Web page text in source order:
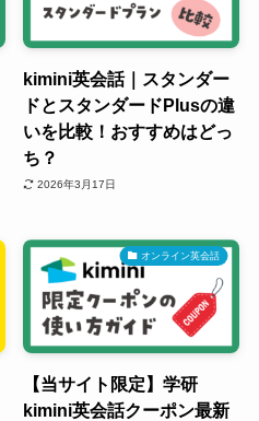
kimini英会話｜スタンダー
ドとスタンダードPlusの違
いを比較！おすすめはどっ
ち？
2026年3月17日
オンライン英会話
【当サイト限定】学研
kimini英会話クーポン最新